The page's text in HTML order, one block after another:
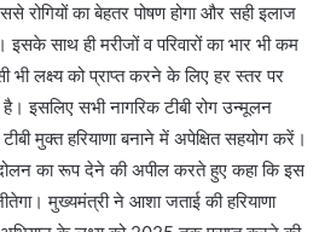
का बेहतर पोषण होगा और सही इलाज
इसके साथ ही मरीजों व परिवारों का भार भी कम
भी लक्ष्य को प्राप्त करने के लिए हर स्तर पर
इसलिए सभी नागरिक टीबी रोग उन्मूलन
मुक्त हरियाणा बनाने में अपेक्षित सहयोग करें।
का रूप देने की अपील करते हुए कहा कि इस
मुख्यमंत्री ने आशा जताई की हरियाणा